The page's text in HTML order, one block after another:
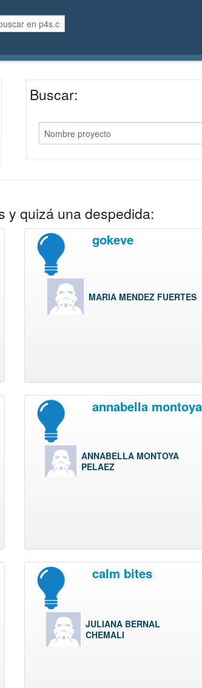
Buscar:
y quizá una despedida:
gokeve
MARIA MENDEZ FUERTES
annabella montoya
ANNABELLA MONTOYA
PELAEZ
calm bites
JULIANA BERNAL
CHEMALI